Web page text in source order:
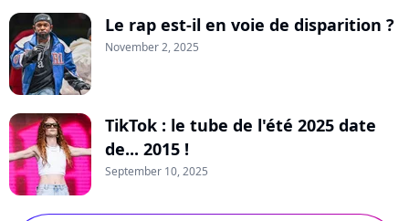
Le rap est-il en voie de disparition ?
November 2, 2025
TikTok : le tube de l'été 2025 date
de... 2015 !
September 10, 2025